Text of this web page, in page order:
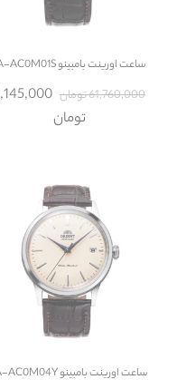
ساعتاورینت بامبینو RA-AC0M01S
61,760,000 تومان
تومان
ساعتاورینت بامبینو RA-AC0M04Y